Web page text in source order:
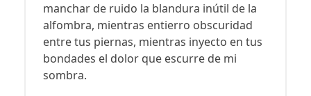
manchar de ruido la blandura inútil de la
alfombra, mientras entierro obscuridad
entre tus piernas, mientras inyecto en tus
bondades el dolor que escurre de mi
sombra.